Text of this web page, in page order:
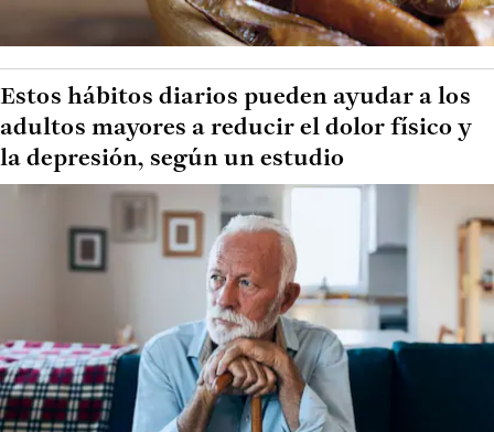
Estos hábitos diarios pueden ayudar a los
adultos mayores a reducir el dolor físico y
la depresión, según un estudio